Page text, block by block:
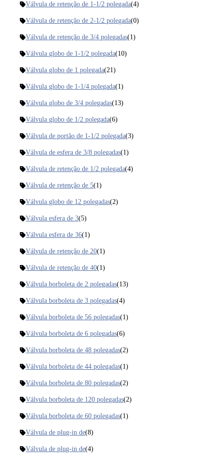
Válvula de retenção de 1-1/2 polegada(4)
Válvula de retenção de 2-1/2 polegada(0)
Válvula de retenção de 3/4 polegadas(1)
Válvula globo de 1-1/2 polegada(10)
Válvula globo de 1 polegada(21)
Válvula globo de 1-1/4 polegada(1)
Válvula globo de 3/4 polegadas(13)
Válvula globo de 1/2 polegada(6)
Válvula de portão de 1-1/2 polegada(3)
Válvula de esfera de 3/8 polegadas(1)
Válvula de retenção de 1/2 polegada(4)
Válvula de retenção de 5(1)
Válvula globo de 12 polegadas(2)
Válvula esfera de 3(5)
Válvula esfera de 36(1)
Válvula de retenção de 20(1)
Válvula de retenção de 40(1)
Válvula borboleta de 2 polegadas(13)
Válvula borboleta de 3 polegadas(4)
Válvula borboleta de 56 polegadas(1)
Válvula borboleta de 6 polegadas(6)
Válvula borboleta de 48 polegadas(2)
Válvula borboleta de 44 polegadas(1)
Válvula borboleta de 80 polegadas(2)
Válvula borboleta de 120 polegadas(2)
Válvula borboleta de 60 polegadas(1)
Válvula de plug-in de(8)
Válvula de plug-in de(4)